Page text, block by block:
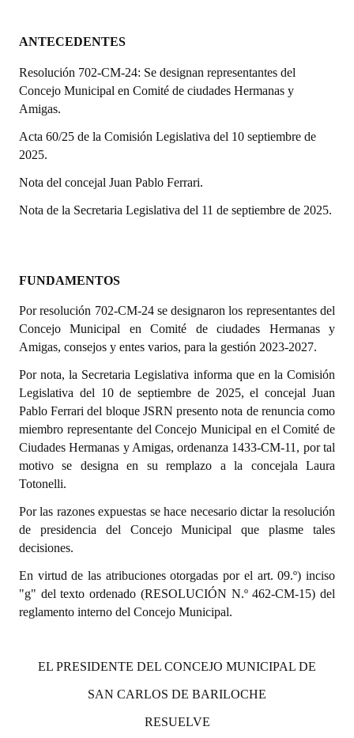
Organigrama
DOCUMENTOS
Ejecución Presupuestaria
NORMATIVA
Comunicaciones
Declaraciones
Resoluciones de Presidencia
Antiguos Pobladores
Registros y Distinciones
Datos Históricos
Premio al Mérito - Registro
ANTECEDENTES
Resolución 702-CM-24: Se designan representantes del
Concejo Municipal en Comité de ciudades Hermanas y
Amigas.
Acta 60/25 de la Comisión Legislativa del 10 septiembre de
2025.
Nota del concejal Juan Pablo Ferrari.
Nota de la Secretaria Legislativa del 11 de septiembre de 2025.
FUNDAMENTOS
Por resolución 702-CM-24 se designaron los representantes del
Concejo Municipal en Comité de ciudades Hermanas y
Amigas, consejos y entes varios, para la gestión 2023-2027.
Por nota, la Secretaria Legislativa informa que en la Comisión
Legislativa del 10 de septiembre de 2025, el concejal Juan
Pablo Ferrari del bloque JSRN presento nota de renuncia como
miembro representante del Concejo Municipal en el Comité de
Ciudades Hermanas y Amigas, ordenanza 1433-CM-11, por tal
motivo se designa en su remplazo a la concejala Laura
Totonelli.
Por las razones expuestas se hace necesario dictar la resolución
de presidencia del Concejo Municipal que plasme tales
decisiones.
En virtud de las atribuciones otorgadas por el art. 09.º) inciso
"g" del texto ordenado (RESOLUCIÓN N.º 462-CM-15) del
reglamento interno del Concejo Municipal.
EL PRESIDENTE DEL CONCEJO MUNICIPAL DE
SAN CARLOS DE BARILOCHE
RESUELVE